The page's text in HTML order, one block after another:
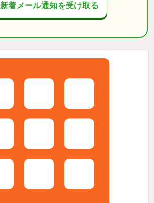
新着メール通知を受け取る